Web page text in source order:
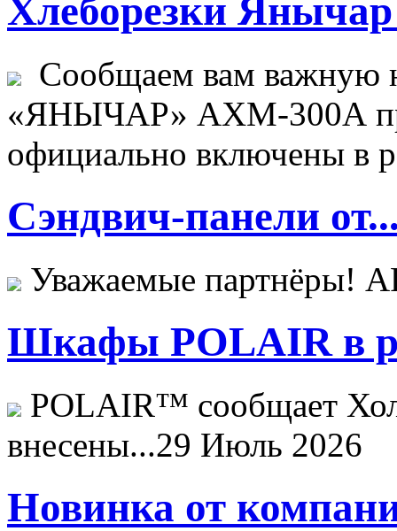
Хлеборезки Янычар
Сообщаем вам важную
«ЯНЫЧАР» АХМ-300А
официально включены в
Сэндвич-панели
Уважаемые
Шкафы POLAIR в
POLAIR™ сообщает
внесены...29 Июль 2026
Новинка от